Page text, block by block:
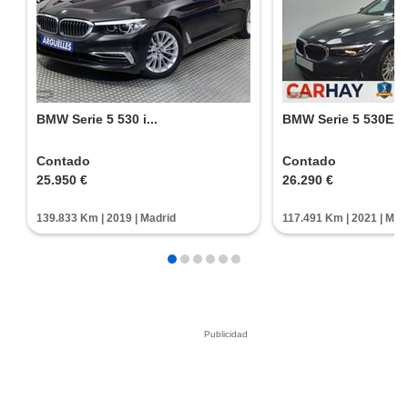
BMW Serie 5 530 i...
Contado
25.950 €
139.833 Km | 2019 | Madrid
BMW Serie 5 530EA
Contado
26.290 €
117.491 Km | 2021 |